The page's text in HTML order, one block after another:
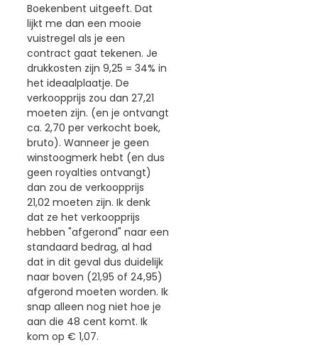
Boekenbent uitgeeft. Dat
lijkt me dan een mooie
vuistregel als je een
contract gaat tekenen. Je
drukkosten zijn 9,25 = 34% in
het ideaalplaatje. De
verkoopprijs zou dan 27,21
moeten zijn. (en je ontvangt
ca. 2,70 per verkocht boek,
bruto). Wanneer je geen
winstoogmerk hebt (en dus
geen royalties ontvangt)
dan zou de verkoopprijs
21,02 moeten zijn. Ik denk
dat ze het verkoopprijs
hebben "afgerond" naar een
standaard bedrag, al had
dat in dit geval dus duidelijk
naar boven (21,95 of 24,95)
afgerond moeten worden. Ik
snap alleen nog niet hoe je
aan die 48 cent komt. Ik
kom op € 1,07.